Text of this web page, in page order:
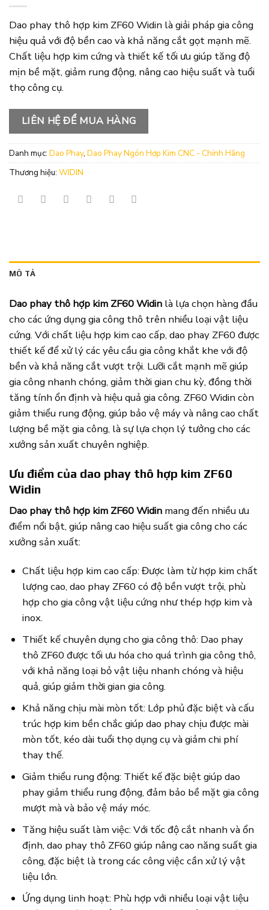
Dao phay thô hợp kim ZF60 Widin là giải pháp gia công
hiệu quả với độ bền cao và khả năng cắt gọt mạnh mẽ.
Chất liệu hợp kim cứng và thiết kế tối ưu giúp tăng độ
mịn bề mặt, giảm rung động, nâng cao hiệu suất và tuổi
thọ công cụ.
LIÊN HỆ ĐỂ MUA HÀNG
Danh mục: Dao Phay, Dao Phay Ngón Hợp Kim CNC - Chính Hãng
Thương hiệu: WIDIN
MÔ TẢ
Dao phay thô hợp kim ZF60 Widin là lựa chọn hàng đầu
cho các ứng dụng gia công thô trên nhiều loại vật liệu
cứng. Với chất liệu hợp kim cao cấp, dao phay ZF60 được
thiết kế để xử lý các yêu cầu gia công khắt khe với độ
bền và khả năng cắt vượt trội. Lưỡi cắt mạnh mẽ giúp
gia công nhanh chóng, giảm thời gian chu kỳ, đồng thời
tăng tính ổn định và hiệu quả gia công. ZF60 Widin còn
giảm thiểu rung động, giúp bảo vệ máy và nâng cao chất
lượng bề mặt gia công, là sự lựa chọn lý tưởng cho các
xưởng sản xuất chuyên nghiệp.
Ưu điểm của dao phay thô hợp kim ZF60
Widin
Dao phay thô hợp kim ZF60 Widin mang đến nhiều ưu
điểm nổi bật, giúp nâng cao hiệu suất gia công cho các
xưởng sản xuất:
Chất liệu hợp kim cao cấp: Được làm từ hợp kim chất
lượng cao, dao phay ZF60 có độ bền vượt trội, phù
hợp cho gia công vật liệu cứng như thép hợp kim và
inox.
Thiết kế chuyên dụng cho gia công thô: Dao phay
thô ZF60 được tối ưu hóa cho quá trình gia công thô,
với khả năng loại bỏ vật liệu nhanh chóng và hiệu
quả, giúp giảm thời gian gia công.
Khả năng chịu mài mòn tốt: Lớp phủ đặc biệt và cấu
trúc hợp kim bền chắc giúp dao phay chịu được mài
mòn tốt, kéo dài tuổi thọ dụng cụ và giảm chi phí
thay thế.
Giảm thiểu rung động: Thiết kế đặc biệt giúp dao
phay giảm thiểu rung động, đảm bảo bề mặt gia công
mượt mà và bảo vệ máy móc.
Tăng hiệu suất làm việc: Với tốc độ cắt nhanh và ổn
định, dao phay thô ZF60 giúp nâng cao năng suất gia
công, đặc biệt là trong các công việc cần xử lý vật
liệu lớn.
Ứng dụng linh hoạt: Phù hợp với nhiều loại vật liệu